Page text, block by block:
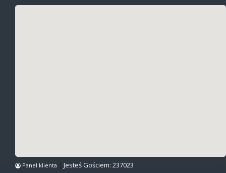
Panel klienta | Jesteś Gościem: 237023